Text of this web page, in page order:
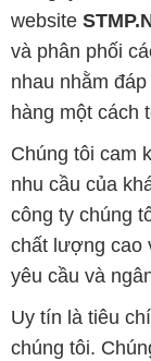
website
và phân phối
nhau nhằm
hàng một cách
Chúng tôi cam
nhu cầu của
công ty chúng
chất lượng cao
yêu cầu và
Uy tín là tiêu
chúng tôi.